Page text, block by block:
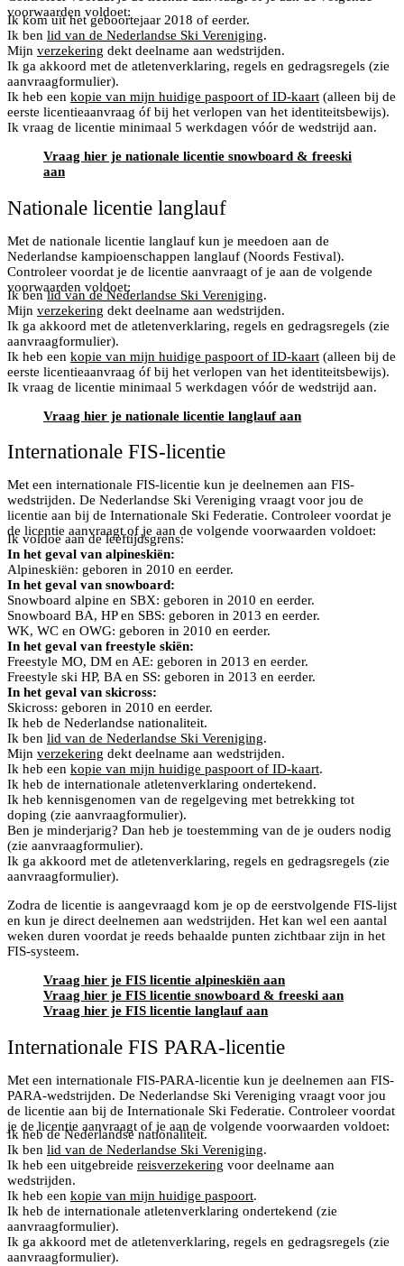
voorwaarden voldoet:
Ik kom uit het geboortejaar 2018 of eerder.
Ik ben lid van de Nederlandse Ski Vereniging.
Mijn verzekering dekt deelname aan wedstrijden.
Ik ga akkoord met de atletenverklaring, regels en gedragsregels (zie
aanvraagformulier).
Ik heb een kopie van mijn huidige paspoort of ID-kaart (alleen bij de
eerste licentieaanvraag óf bij het verlopen van het identiteitsbewijs).
Ik vraag de licentie minimaal 5 werkdagen vóór de wedstrijd aan.
Vraag hier je nationale licentie snowboard & freeski
aan
Nationale licentie langlauf
Met de nationale licentie langlauf kun je meedoen aan de
Nederlandse kampioenschappen langlauf (Noords Festival).
Controleer voordat je de licentie aanvraagt of je aan de volgende
voorwaarden voldoet:
Ik benlid van de Nederlandse Ski Vereniging.
Mijn verzekering dekt deelname aan wedstrijden.
Ik ga akkoord met de atletenverklaring, regels en gedragsregels (zie
aanvraagformulier).
Ik heb een kopie van mijn huidige paspoort of ID-kaart (alleen bij de
eerste licentieaanvraag óf bij het verlopen van het identiteitsbewijs).
Ik vraag de licentie minimaal 5 werkdagen vóór de wedstrijd aan.
Vraag hier je nationale licentie langlauf aan
Internationale FIS-licentie
Met een internationale FIS-licentie kun je deelnemen aan FIS-
wedstrijden. De Nederlandse Ski Vereniging vraagt voor jou de
licentie aan bij de Internationale Ski Federatie. Controleer voordat je
de licentie aanvraagt of je aan de volgende voorwaarden voldoet:
Ik voldoe aan de leeftijdsgrens:
In het geval van alpineskiën:
Alpineskiën: geboren in 2010 en eerder.
In het geval van snowboard:
Snowboard alpine en SBX: geboren in 2010 en eerder.
Snowboard BA, HP en SBS: geboren in 2013 en eerder.
WK, WC en OWG: geboren in 2010 en eerder.
In het geval van freestyle skiën:
Freestyle MO, DM en AE: geboren in 2013 en eerder.
Freestyle ski HP, BA en SS: geboren in 2013 en eerder.
In het geval van skicross:
Skicross: geboren in 2010 en eerder.
Ik heb de Nederlandse nationaliteit.
Ik ben lid van de Nederlandse Ski Vereniging.
Mijn verzekering dekt deelname aan wedstrijden.
Ik heb een kopie van mijn huidige paspoort of ID-kaart.
Ik heb de internationale atletenverklaring ondertekend.
Ik heb kennisgenomen van de regelgeving met betrekking tot
doping (zie aanvraagformulier).
Ben je minderjarig? Dan heb je toestemming van de je ouders nodig
(zie aanvraagformulier).
Ik ga akkoord met de atletenverklaring, regels en gedragsregels (zie
aanvraagformulier).
Zodra de licentie is aangevraagd kom je op de eerstvolgende FIS-lijst
en kun je direct deelnemen aan wedstrijden. Het kan wel een aantal
weken duren voordat je reeds behaalde punten zichtbaar zijn in het
FIS-systeem.
Vraag hier je FIS licentie alpineskiën aan
Vraag hier je FIS licentie snowboard & freeski aan
Vraag hier je FIS licentie langlauf aan
Internationale FIS PARA-licentie
Met een internationale FIS-PARA-licentie kun je deelnemen aan FIS-
PARA-wedstrijden. De Nederlandse Ski Vereniging vraagt voor jou
de licentie aan bij de Internationale Ski Federatie. Controleer voordat
je de licentie aanvraagt of je aan de volgende voorwaarden voldoet:
Ik heb de Nederlandse nationaliteit.
Ik ben lid van de Nederlandse Ski Vereniging.
Ik heb een uitgebreide reisverzekering voor deelname aan
wedstrijden.
Ik heb een kopie van mijn huidige paspoort.
Ik heb de internationale atletenverklaring ondertekend (zie
aanvraagformulier).
Ik ga akkoord met de atletenverklaring, regels en gedragsregels (zie
aanvraagformulier).